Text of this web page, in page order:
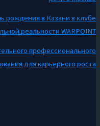
рождения в Казани в клубе
реальности WARPOINT
профессионального
для карьерного роста